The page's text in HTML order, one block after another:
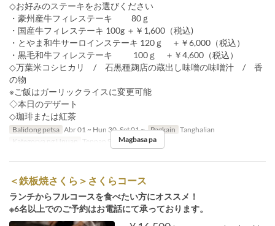
◇お好みのステーキをお選びください
・豪州産牛フィレステーキ 80ｇ
・国産牛フィレステーキ 100g ＋￥1,600（税込)
・とやま和牛サーロインステーキ 120ｇ ＋￥6,000（税込）
・黒毛和牛フィレステーキ 100ｇ ＋￥4,600（税込）
◇万葉米コシヒカリ / 石黒種麹店の蔵出し味噌の味噌汁 / 香
の物
※ご飯はガーリックライスに変更可能
◇本日のデザート
◇珈琲または紅茶
Balidong petsa Abr 01 ~ Hun 30, Set 01 ~ Pagkain Tanghalian
Kategorya ng Upuan
Teppan SAKURAMagbasa pa
＜鉄板焼さくら＞さくらコース
ランチからフルコースを食べたい方にオススメ！
※6名以上でのご予約はお電話にて承っております。